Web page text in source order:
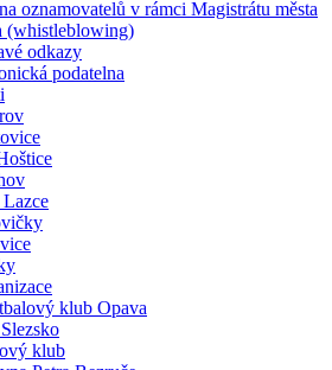
oznamovatelů v rámci Magistrátu města
(whistleblowing)
odkazy
podatelna
Lazce
klub Opava
klub